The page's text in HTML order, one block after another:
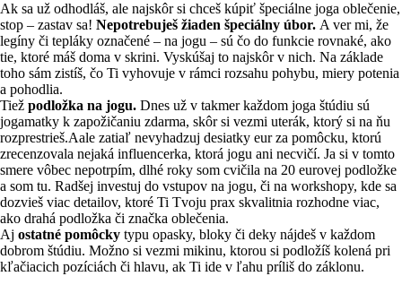
Ak sa už odhodláš, ale najskôr si chceš kúpiť špeciálne joga oblečenie,
stop – zastav sa! Nepotrebuješ žiaden špeciálny úbor. A ver mi, že
legíny či tepláky označené – na jogu – sú čo do funkcie rovnaké, ako
tie, ktoré máš doma v skrini. Vyskúšaj to najskôr v nich. Na základe
toho sám zistíš, čo Ti vyhovuje v rámci rozsahu pohybu, miery potenia
a pohodlia.
Tiež podložka na jogu. Dnes už v takmer každom joga štúdiu sú
jogamatky k zapožičaniu zdarma, skôr si vezmi uterák, ktorý si na ňu
rozprestrieš.Aale zatiaľ nevyhadzuj desiatky eur za pomôcku, ktorú
zrecenzovala nejaká influencerka, ktorá jogu ani necvičí. Ja si v tomto
smere vôbec nepotrpím, dlhé roky som cvičila na 20 eurovej podložke
a som tu. Radšej investuj do vstupov na jogu, či na workshopy, kde sa
dozvieš viac detailov, ktoré Ti Tvoju prax skvalitnia rozhodne viac,
ako drahá podložka či značka oblečenia.
Aj ostatné pomôcky typu opasky, bloky či deky nájdeš v každom
dobrom štúdiu. Možno si vezmi mikinu, ktorou si podložíš kolená pri
kľačiacich pozíciách či hlavu, ak Ti ide v ľahu príliš do záklonu.